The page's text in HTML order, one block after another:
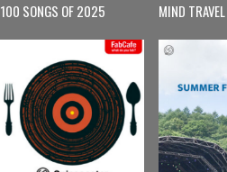
100 SONGS OF 2025 MIND TRAVEL